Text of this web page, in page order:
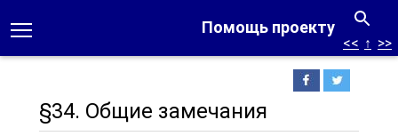
Помощь проекту
<< ↑ >>
§34. Общие замечания